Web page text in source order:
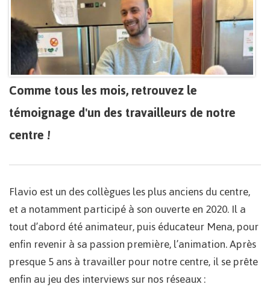
Comme tous les mois, retrouvez le
témoignage d'un des travailleurs de notre
centre !
Flavio est un des collègues les plus anciens du centre,
et a notamment participé à son ouverte en 2020. Il a
tout d’abord été animateur, puis éducateur Mena, pour
enfin revenir à sa passion première, l’animation. Après
presque 5 ans à travailler pour notre centre, il se prête
enfin au jeu des interviews sur nos réseaux :